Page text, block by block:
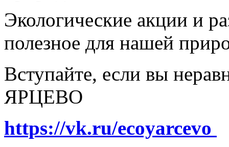
Экологические акции и
полезное для нашей
Вступайте, если вы
ЯРЦЕВО
https://vk.ru/ecoyarcevo